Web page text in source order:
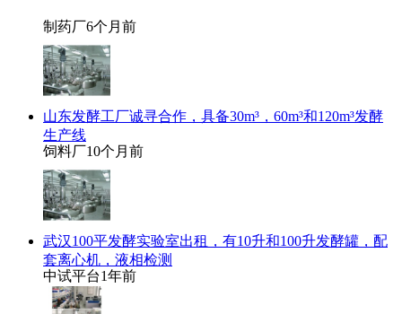
制药厂6个月前
山东发酵工厂诚寻合作，具备30m³，60m³和120m³发酵
生产线
饲料厂10个月前
武汉100平发酵实验室出租，有10升和100升发酵罐，配
套离心机，液相检测
中试平台1年前